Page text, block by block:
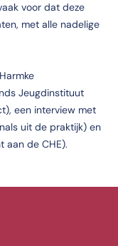
voor dat deze
met alle nadelige
Jeugdinstituut
een interview met
uit de praktijk) en
aan de CHE).